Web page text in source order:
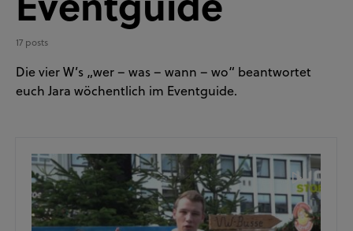
17 posts
Die vier W’s „wer – was – wann – wo“ beantwortet
euch Jara wöchentlich im Eventguide.